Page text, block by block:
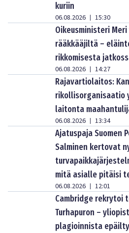
kuriin
06.08.2026 | 15:30
Oikeusministeri
rääkkääjiltä –
rikkomisesta
06.08.2026 | 14:27
Rajavartiolaitos:
laitonta
06.08.2026 | 13:34
Ajatuspaja Suomen
Salminen kertovat
mitä asialle pitäisi
06.08.2026 | 12:01
Cambridge rekrytoi
Turhapuron –
plagioinnista